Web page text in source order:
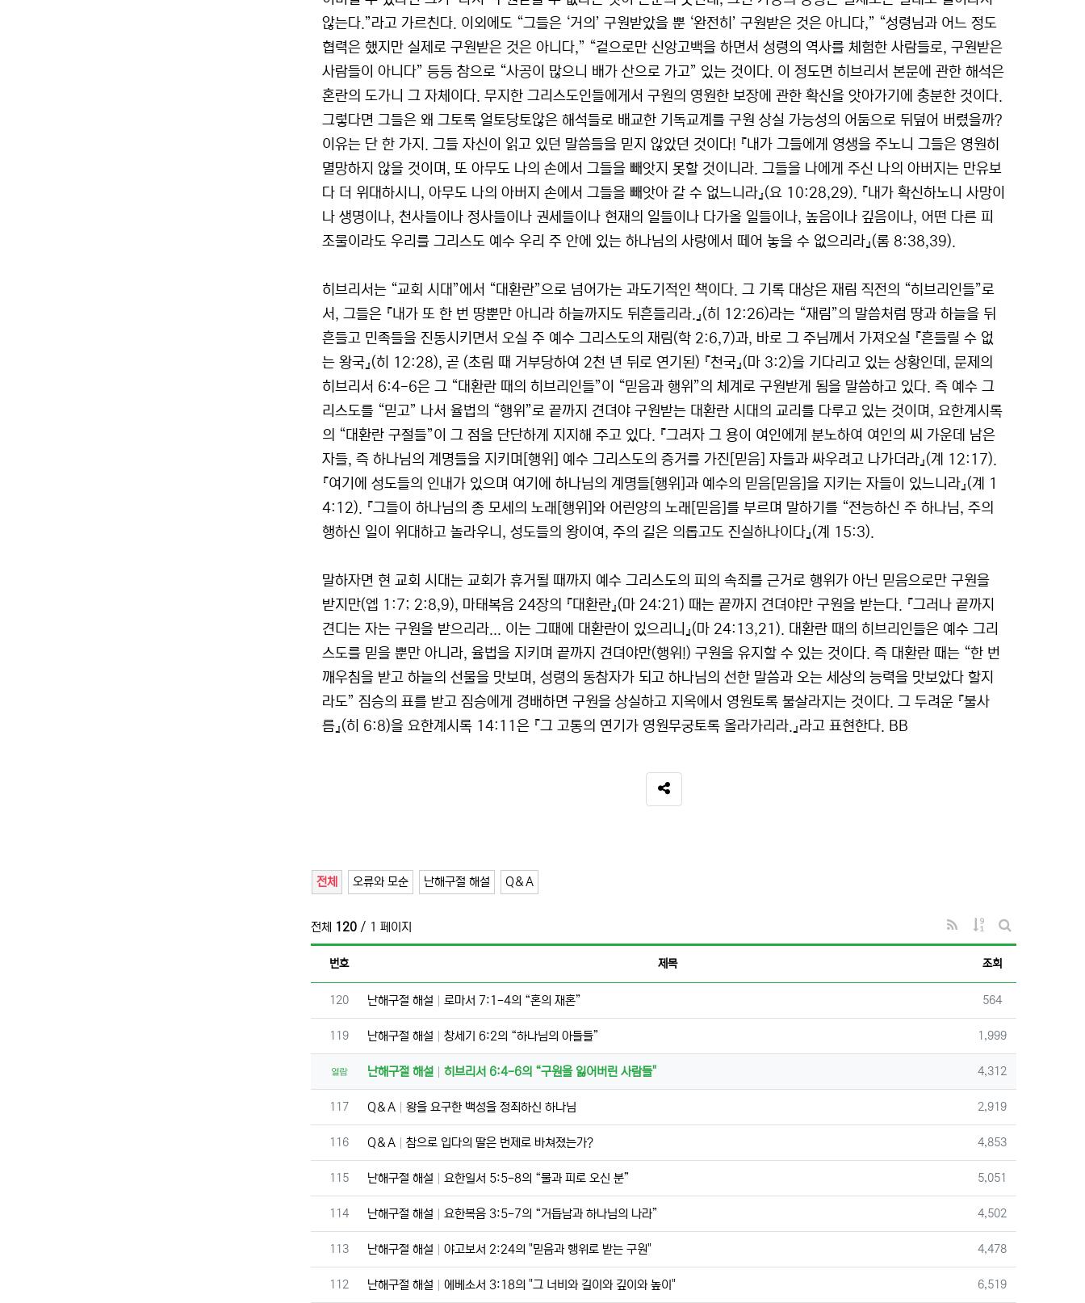
않는다.”라고 가르친다. 이외에도 “그들은 ‘거의’ 구원받았을 뿐 ‘완전히’ 구원받은 것은 아니다,” “성령님과 어느 정도
협력은 했지만 실제로 구원받은 것은 아니다,” “겉으로만 신앙고백을 하면서 성령의 역사를 체험한 사람들로, 구원받은
사람들이 아니다” 등등 참으로 “사공이 많으니 배가 산으로 가고” 있는 것이다. 이 정도면 히브리서 본문에 관한 해석은
혼란의 도가니 그 자체이다. 무지한 그리스도인들에게서 구원의 영원한 보장에 관한 확신을 앗아가기에 충분한 것이다.
그렇다면 그들은 왜 그토록 얼토당토않은 해석들로 배교한 기독교계를 구원 상실 가능성의 어둠으로 뒤덮어 버렸을까?
이유는 단 한 가지. 그들 자신이 읽고 있던 말씀들을 믿지 않았던 것이다! 『내가 그들에게 영생을 주노니 그들은 영원히
멸망하지 않을 것이며, 또 아무도 나의 손에서 그들을 빼앗지 못할 것이니라. 그들을 나에게 주신 나의 아버지는 만유보
다 더 위대하시니, 아무도 나의 아버지 손에서 그들을 빼앗아 갈 수 없느니라』(요 10:28,29). 『내가 확신하노니 사망이
나 생명이나, 천사들이나 정사들이나 권세들이나 현재의 일들이나 다가올 일들이나, 높음이나 깊음이나, 어떤 다른 피
조물이라도 우리를 그리스도 예수 우리 주 안에 있는 하나님의 사랑에서 떼어 놓을 수 없으리라』(롬 8:38,39).
히브리서는 “교회 시대”에서 “대환란”으로 넘어가는 과도기적인 책이다. 그 기록 대상은 재림 직전의 “히브리인들”로
서, 그들은 『내가 또 한 번 땅뿐만 아니라 하늘까지도 뒤흔들리라.』(히 12:26)라는 “재림”의 말씀처럼 땅과 하늘을 뒤
흔들고 민족들을 진동시키면서 오실 주 예수 그리스도의 재림(학 2:6,7)과, 바로 그 주님께서 가져오실 『흔들릴 수 없
는 왕국』(히 12:28), 곧 (초림 때 거부당하여 2천 년 뒤로 연기된) 『천국』(마 3:2)을 기다리고 있는 상황인데, 문제의
히브리서 6:4-6은 그 “대환란 때의 히브리인들”이 “믿음과 행위”의 체계로 구원받게 됨을 말씀하고 있다. 즉 예수 그
리스도를 “믿고” 나서 율법의 “행위”로 끝까지 견뎌야 구원받는 대환란 시대의 교리를 다루고 있는 것이며, 요한계시록
의 “대환란 구절들”이 그 점을 단단하게 지지해 주고 있다. 『그러자 그 용이 여인에게 분노하여 여인의 씨 가운데 남은
자들, 즉 하나님의 계명들을 지키며[행위] 예수 그리스도의 증거를 가진[믿음] 자들과 싸우려고 나가더라』(계 12:17).
『여기에 성도들의 인내가 있으며 여기에 하나님의 계명들[행위]과 예수의 믿음[믿음]을 지키는 자들이 있느니라』(계 1
4:12). 『그들이 하나님의 종 모세의 노래[행위]와 어린양의 노래[믿음]를 부르며 말하기를 “전능하신 주 하나님, 주의
행하신 일이 위대하고 놀라우니, 성도들의 왕이여, 주의 길은 의롭고도 진실하나이다』(계 15:3).
말하자면 현 교회 시대는 교회가 휴거될 때까지 예수 그리스도의 피의 속죄를 근거로 행위가 아닌 믿음으로만 구원을
받지만(엡 1:7; 2:8,9), 마태복음 24장의 『대환란』(마 24:21) 때는 끝까지 견뎌야만 구원을 받는다. 『그러나 끝까지
견디는 자는 구원을 받으리라... 이는 그때에 대환란이 있으리니』(마 24:13,21). 대환란 때의 히브리인들은 예수 그리
스도를 믿을 뿐만 아니라, 율법을 지키며 끝까지 견뎌야만(행위!) 구원을 유지할 수 있는 것이다. 즉 대환란 때는 “한 번
깨우침을 받고 하늘의 선물을 맛보며, 성령의 동참자가 되고 하나님의 선한 말씀과 오는 세상의 능력을 맛보았다 할지
라도” 짐승의 표를 받고 짐승에게 경배하면 구원을 상실하고 지옥에서 영원토록 불살라지는 것이다. 그 두려운 『불사
름』(히 6:8)을 요한계시록 14:11은 『그 고통의 연기가 영원무궁토록 올라가리라.』라고 표현한다. BB
SNS 공유
전체 오류와 모순 난해구절 해설 Q＆A
전체 120 / 1 페이지 RSS
게시물 정렬
게시판 검색
번호
제목 조회
번호
120 난해구절 해설 로마서 7:1-4의 “혼의 재혼” 조회
564
번호
119 난해구절 해설 창세기 6:2의 “하나님의 아들들” 조회
1,999
열람 난해구절 해설 히브리서 6:4-6의 “구원을 잃어버린 사람들" 조회
4,312
번호
117 Q＆A 왕을 요구한 백성을 정죄하신 하나님 조회
2,919
번호
116 Q＆A 참으로 입다의 딸은 번제로 바쳐졌는가? 조회
4,853
번호
115 난해구절 해설 요한일서 5:5-8의 “물과 피로 오신 분” 조회
5,051
번호
114 난해구절 해설 요한복음 3:5-7의 “거듭남과 하나님의 나라” 조회
4,502
번호
113 난해구절 해설 야고보서 2:24의 "믿음과 행위로 받는 구원" 조회
4,478
번호
112 난해구절 해설 에베소서 3:18의 "그 너비와 길이와 깊이와 높이" 조회
6,519